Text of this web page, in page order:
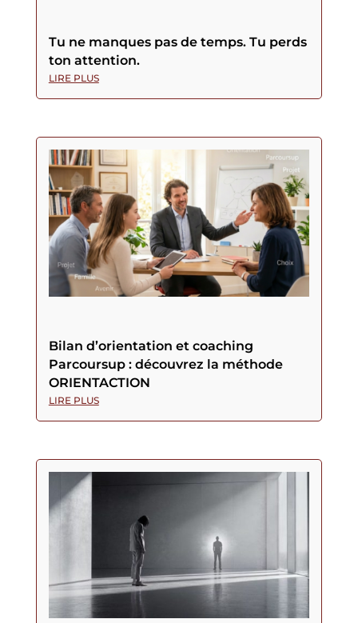
Tu ne manques pas de temps. Tu perds
ton attention.
LIRE PLUS
Bilan d’orientation et coaching
Parcoursup : découvrez la méthode
ORIENTACTION
LIRE PLUS